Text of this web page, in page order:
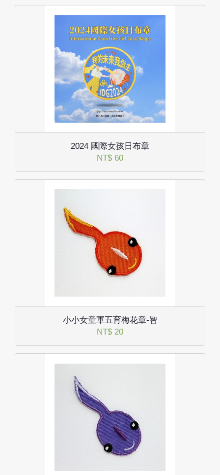
2024 國際女孩日布章
NT$ 60
小小女童軍五育梅花章-智
NT$ 20